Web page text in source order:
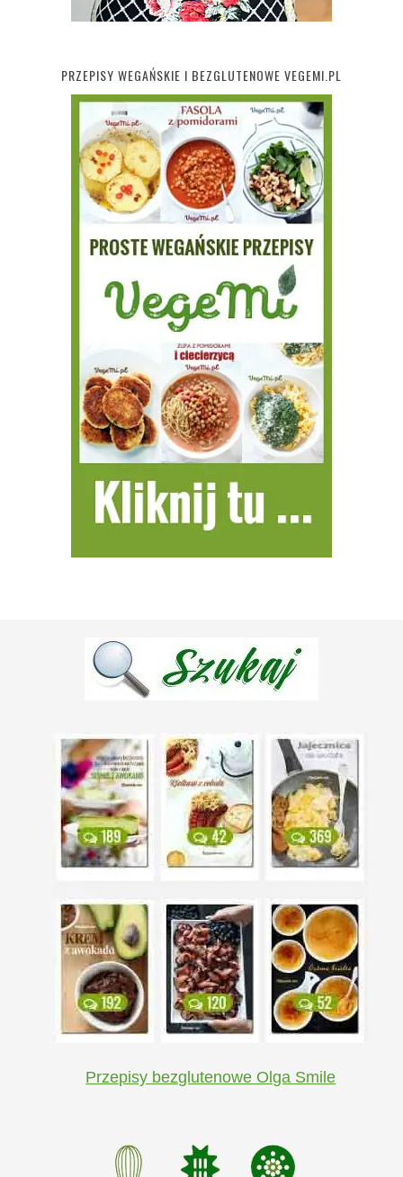
PRZEPISY WEGAŃSKIE I BEZGLUTENOWE VEGEMI.PL
Przepisy bezglutenowe Olga Smile